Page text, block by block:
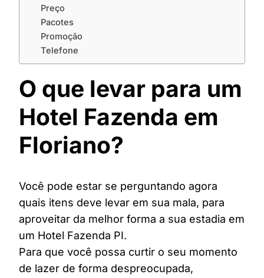
Preço
Pacotes
Promoção
Telefone
O que levar para um
Hotel Fazenda em
Floriano?
Você pode estar se perguntando agora
quais itens deve levar em sua mala, para
aproveitar da melhor forma a sua estadia em
um Hotel Fazenda PI.
Para que você possa curtir o seu momento
de lazer de forma despreocupada,